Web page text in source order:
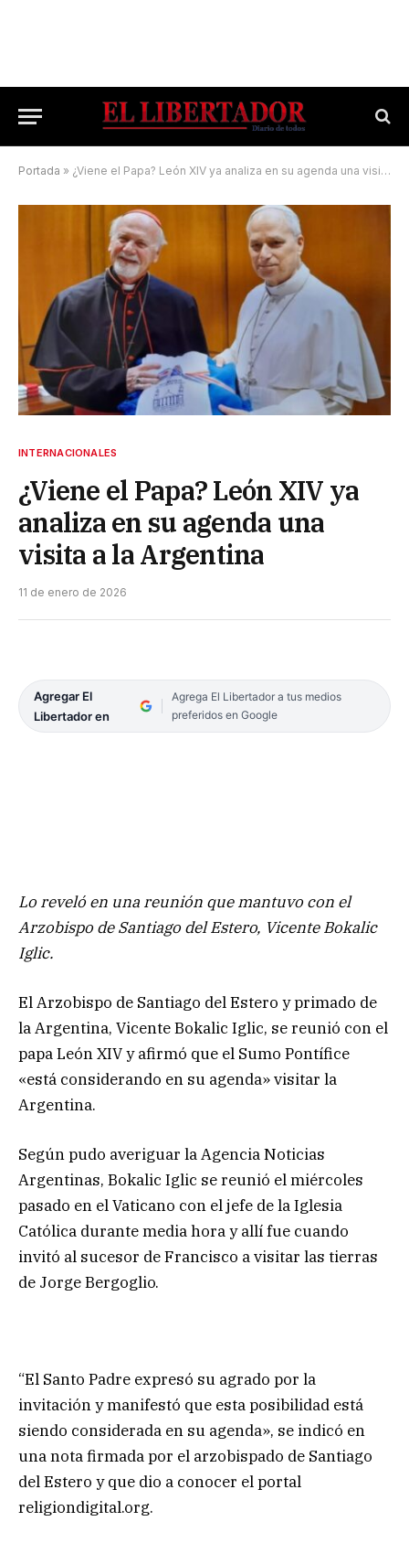
Portada » ¿Viene el Papa? León XIV ya analiza en su agenda una visita a la Argentina
INTERNACIONALES
¿Viene el Papa? León XIV ya
analiza en su agenda una
visita a la Argentina
11 de enero de 2026
Agregar El
Libertador en
Agrega El Libertador a tus medios
preferidos en Google
Lo reveló en una reunión que mantuvo con el
Arzobispo de Santiago del Estero, Vicente Bokalic
Iglic.
El Arzobispo de Santiago del Estero y primado de
la Argentina, Vicente Bokalic Iglic, se reunió con el
papa León XIV y afirmó que el Sumo Pontífice
«está considerando en su agenda» visitar la
Argentina.
Según pudo averiguar la Agencia Noticias
Argentinas, Bokalic Iglic se reunió el miércoles
pasado en el Vaticano con el jefe de la Iglesia
Católica durante media hora y allí fue cuando
invitó al sucesor de Francisco a visitar las tierras
de Jorge Bergoglio.
“El Santo Padre expresó su agrado por la
invitación y manifestó que esta posibilidad está
siendo considerada en su agenda», se indicó en
una nota firmada por el arzobispado de Santiago
del Estero y que dio a conocer el portal
religiondigital.org.